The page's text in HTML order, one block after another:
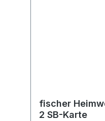
fischer
2 SB-Karte